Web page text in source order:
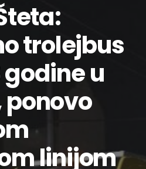
trolejbus
u
ponovo
linijom